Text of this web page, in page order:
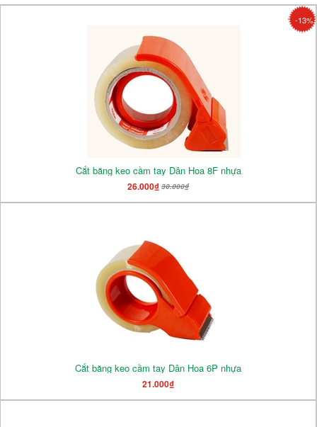
-13%
Cắt băng keo cầm tay Dân Hoa 8F nhựa
26.000₫ 30.000₫
Cắt băng keo cầm tay Dân Hoa 6P nhựa
21.000₫